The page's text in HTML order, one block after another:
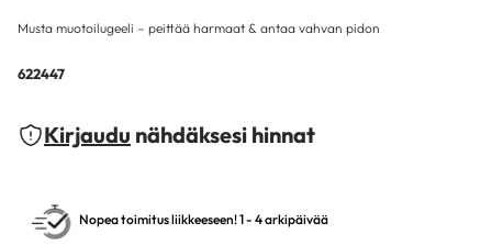
Musta muotoilugeeli – peittää harmaat & antaa vahvan pidon
622447
Kirjaudu nähdäksesi hinnat
Nopea toimitus liikkeeseen! 1 - 4 arkipäivää